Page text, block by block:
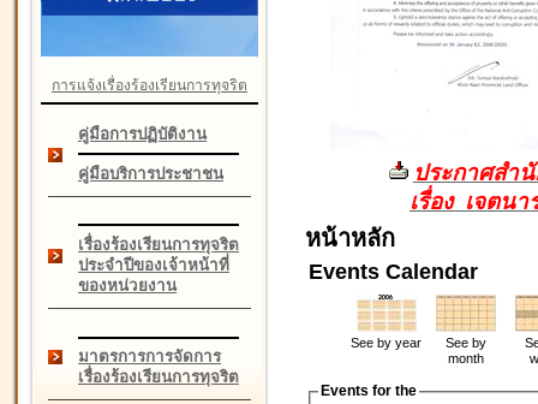
การแจ้งเรื่องร้องเรียนการทุจริต
คู่มือการปฏิบัติงาน
คู่มือบริการประชาชน
เรื่องร้องเรียนการทุจริต
ประจำปีของเจ้าหน้าที่
ของหน่วยงาน
มาตรการการจัดการ
เรื่องร้องเรียนการทุจริต
ประกาศสำ
เรื่อง เจตน
หน้าหลัก
Events Calendar
See by year
See by
month
Events for the